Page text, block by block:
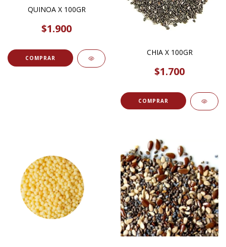
QUINOA X 100GR
$1.900
COMPRAR
CHIA X 100GR
$1.700
COMPRAR